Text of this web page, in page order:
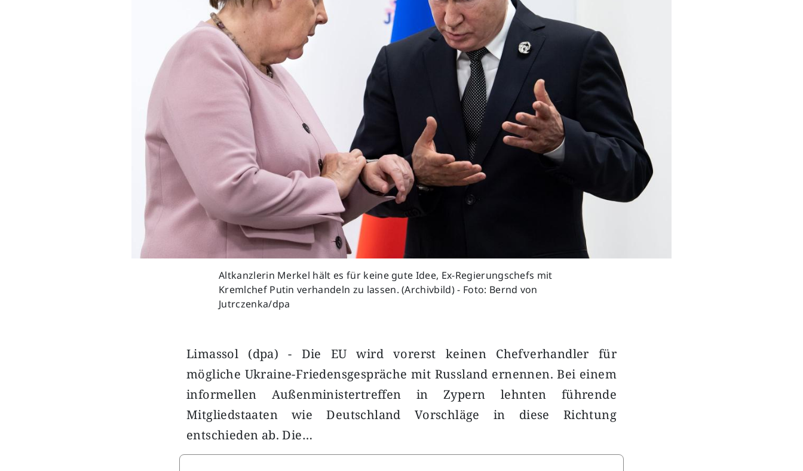
Altkanzlerin Merkel hält es für keine gute Idee, Ex-Regierungschefs mit
Kremlchef Putin verhandeln zu lassen. (Archivbild) - Foto: Bernd von
Jutrczenka/dpa
Limassol (dpa) - Die EU wird vorerst keinen Chefverhandler für
mögliche Ukraine-Friedensgespräche mit Russland ernennen. Bei einem
informellen Außenministertreffen in Zypern lehnten führende
Mitgliedstaaten wie Deutschland Vorschläge in diese Richtung
entschieden ab. Die…